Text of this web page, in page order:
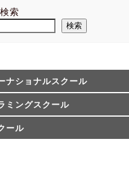
索
検索